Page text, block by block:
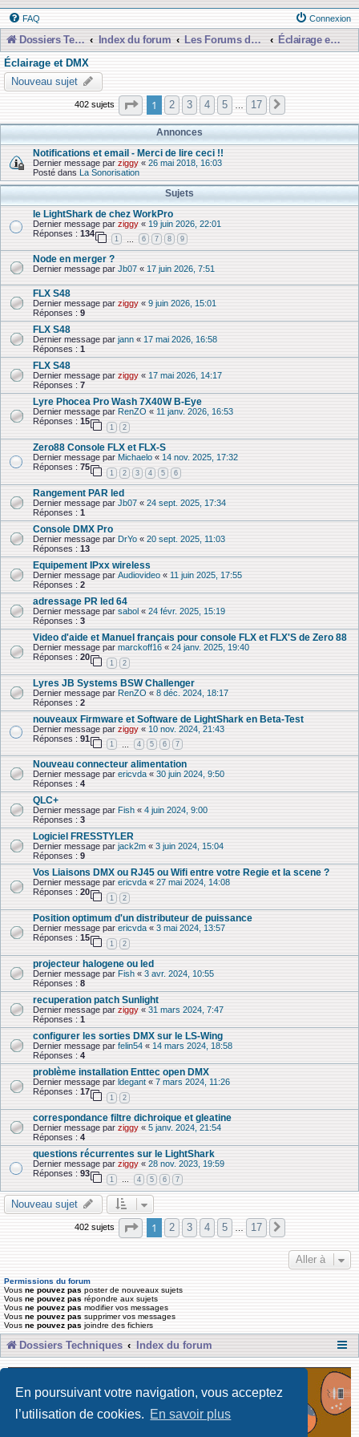
En poursuivant votre navigation, vous acceptez
l’utilisation de cookies. En savoir plus
FAQ Connexion
Dossiers Techniques Index du forum Les Forums de Discussions
Éclairage et DMX
Éclairage et DMX
Nouveau sujet
402 sujets Page 1sur17
1 2 3 4 5 17
Annonces
Notifications et email - Merci de lire ceci !!
Dernier message par ziggy « 26 mai 2018, 16:03
Posté dans La Sonorisation
Sujets
le LightShark de chez WorkPro
Dernier message par ziggy « 19 juin 2026, 22:01
Réponses : 134
1 6 7 8 9
Node en merger ?
Dernier message par Jb07 « 17 juin 2026, 7:51
FLX S48
Dernier message par ziggy « 9 juin 2026, 15:01
Réponses : 9
FLX S48
Dernier message par jann « 17 mai 2026, 16:58
Réponses : 1
FLX S48
Dernier message par ziggy « 17 mai 2026, 14:17
Réponses : 7
Lyre Phocea Pro Wash 7X40W B-Eye
Dernier message par RenZO « 11 janv. 2026, 16:53
Réponses : 15
1 2
Zero88 Console FLX et FLX-S
Dernier message par Michaelo « 14 nov. 2025, 17:32
Réponses : 75
1 2 3 4 5 6
Rangement PAR led
Dernier message par Jb07 « 24 sept. 2025, 17:34
Réponses : 1
Console DMX Pro
Dernier message par DrYo « 20 sept. 2025, 11:03
Réponses : 13
Equipement IPxx wireless
Dernier message par Audiovideo « 11 juin 2025, 17:55
Réponses : 2
adressage PR led 64
Dernier message par sabol « 24 févr. 2025, 15:19
Réponses : 3
Video d'aide et Manuel français pour console FLX et FLX'S de Zero 88
Dernier message par marckoff16 « 24 janv. 2025, 19:40
Réponses : 20
1 2
Lyres JB Systems BSW Challenger
Dernier message par RenZO « 8 déc. 2024, 18:17
Réponses : 2
nouveaux Firmware et Software de LightShark en Beta-Test
Dernier message par ziggy « 10 nov. 2024, 21:43
Réponses : 91
1 4 5 6 7
Nouveau connecteur alimentation
Dernier message par ericvda« 30 juin 2024, 9:50
Réponses : 4
QLC+
Dernier message par Fish « 4 juin 2024, 9:00
Réponses : 3
Logiciel FRESSTYLER
Dernier message par jack2m « 3 juin 2024, 15:04
Réponses : 9
Vos Liaisons DMX ou RJ45 ou Wifi entre votre Regie et la scene ?
Dernier message par ericvda« 27 mai 2024, 14:08
Réponses : 20
1 2
Position optimum d'un distributeur de puissance
Dernier message par ericvda « 3 mai 2024, 13:57
Réponses : 15
1 2
projecteur halogene ou led
Dernier message par Fish « 3 avr. 2024, 10:55
Réponses : 8
recuperation patch Sunlight
Dernier message par ziggy « 31 mars 2024, 7:47
Réponses : 1
configurer les sorties DMX sur le LS-Wing
Dernier message par felin54 « 14 mars 2024, 18:58
Réponses : 4
problème installation Enttec open DMX
Dernier message par ldegant « 7 mars 2024, 11:26
Réponses : 17
1 2
correspondance filtre dichroique et gleatine
Dernier message par ziggy « 5 janv. 2024, 21:54
Réponses : 4
questions récurrentes sur le LightShark
Dernier message par ziggy « 28 nov. 2023, 19:59
Réponses : 93
1 … 4 5 6 7
Nouveau sujet
402 sujets Page 1sur17
1 2 3 4 5 17
Aller à
Permissions du forum
Vous ne pouvez pas poster de nouveaux sujets
Vous ne pouvez pas répondre aux sujets
Vous ne pouvez pas modifier vos messages
Vous ne pouvez pas supprimer vos messages
Vous ne pouvez pas joindre des fichiers
Dossiers Techniques Index du forum